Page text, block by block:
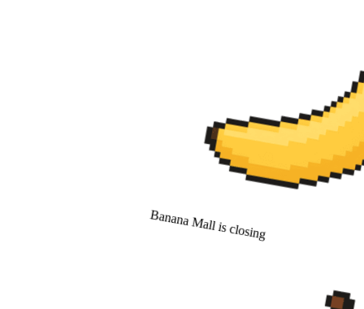
Banana Mall is closing